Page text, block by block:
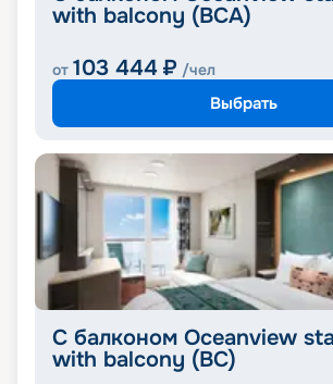
with balcony (BCA)
от 103 444 ₽ /чел
Выбрать
С балконом Oceanview
with balcony (BC)